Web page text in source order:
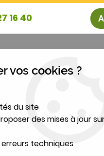
16 40
vos cookies ?
du site
des mises à jour
techniques